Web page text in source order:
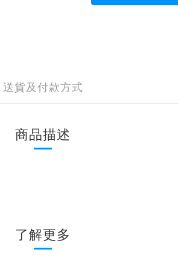
送貨及付款方式
商品描述
了解更多